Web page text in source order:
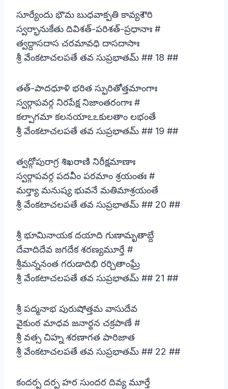
సూర్యేందు భౌమ బుధవాక్పతి కావ్యశౌరి
స్వర్భానుకేతు దివిశత్-పరిశత్-ప్రధానాః #
త్వద్దాసదాస చరమావధి దాసదాసాః
శ్రీ వేంకటాచలపతే తవ సుప్రభాతమ్ ## 18 ##
తత్-పాదధూళి భరిత స్ఫురితోత్తమాంగాః
స్వర్గాపవర్గ నిరపేక్ష నిజాంతరంగాః #
కల్పాగమా కలనయాఽఽకులతాం లభంతే
శ్రీ వేంకటాచలపతే తవ సుప్రభాతమ్ ## 19 ##
త్వద్గోపురాగ్ర శిఖరాణి నిరీక్షమాణాః
స్వర్గాపవర్గ పదవీం పరమాం శ్రయంతః #
మర్త్యా మనుష్య భువనే మతిమాశ్రయంతే
శ్రీ వేంకటాచలపతే తవ సుప్రభాతమ్ ## 20 ##
శ్రీ భూమినాయక దయాది గుణామృతాబ్దే
దేవాదిదేవ జగదేక శరణ్యమూర్తే #
శ్రీమన్ననంత గరుడాదిభి రర్చితాంఘ్రే
శ్రీ వేంకటాచలపతే తవ సుప్రభాతమ్ ## 21 ##
శ్రీ పద్మనాభ పురుషోత్తమ వాసుదేవ
వైకుంఠ మాధవ జనార్ధన చక్రపాణే #
శ్రీ వత్స చిహ్న శరణాగత పారిజాత
శ్రీ వేంకటాచలపతే తవ సుప్రభాతమ్ ## 22 ##
కందర్ప దర్ప హర సుందర దివ్య మూర్తే